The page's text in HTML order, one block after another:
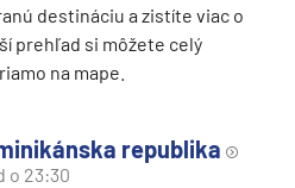
destináciu a zistíte viac o
prehľad si môžete celý
na mape.
republika
o 23:30